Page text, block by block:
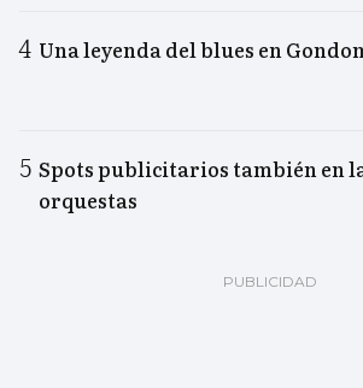
Una leyenda del blues en
Spots publicitarios también en
orquestas